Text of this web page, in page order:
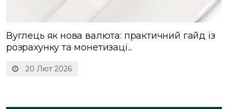
20 Лют 2026
Вуглець як нова валюта: практичний гайд із
розрахунку та монетизаці...